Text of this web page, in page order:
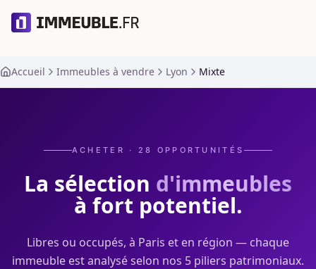
Accueil Immeubles à vendre Lyon Mixte
ACHETER · 28 OPPORTUNITÉS
La sélection d'immeubles
à fort potentiel.
Libres ou occupés, à Paris et en région — chaque
immeuble est analysé selon nos 5 piliers patrimoniaux.